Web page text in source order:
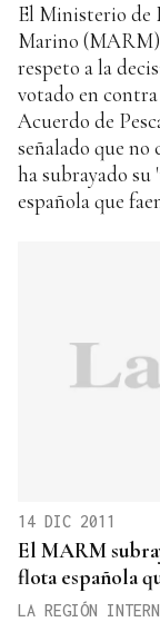
El Ministerio de
Marino (MARM)
respeto a la
votado en
Acuerdo de
señalado que
ha subrayado
española que
14 DIC 2011
El MARM
flota española
LA REGIÓN